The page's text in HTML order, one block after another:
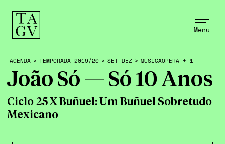
Menu
AGENDA > TEMPORADA 2019/20 > SET-DEZ > MUSICAOPERA + 1
João Só — Só 10 Anos
Ciclo 25 X Buñuel: Um Buñuel Sobretudo
Mexicano